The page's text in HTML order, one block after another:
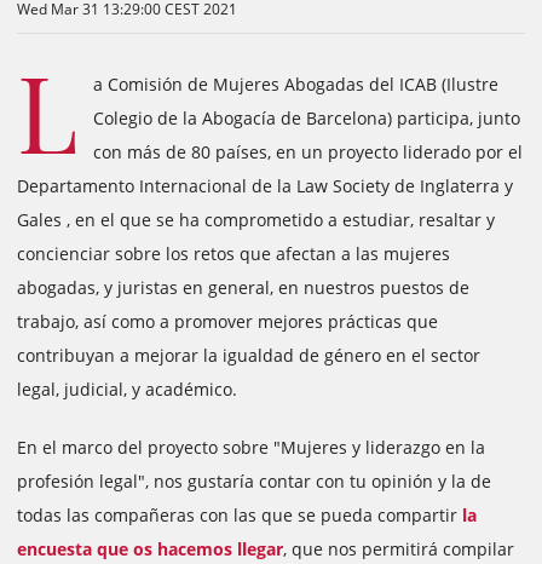
Wed Mar 31 13:29:00 CEST 2021
L
a Comisión de Mujeres Abogadas del ICAB (Ilustre
Colegio de la Abogacía de Barcelona) participa, junto
con más de 80 países, en un proyecto liderado por el
Departamento Internacional de la Law Society de Inglaterra y
Gales , en el que se ha comprometido a estudiar, resaltar y
concienciar sobre los retos que afectan a las mujeres
abogadas, y juristas en general, en nuestros puestos de
trabajo, así como a promover mejores prácticas que
contribuyan a mejorar la igualdad de género en el sector
legal, judicial, y académico.
En el marco del proyecto sobre "Mujeres y liderazgo en la
profesión legal", nos gustaría contar con tu opinión y la de
todas las compañeras con las que se pueda compartir la
encuesta que os hacemos llegar, que nos permitirá compilar